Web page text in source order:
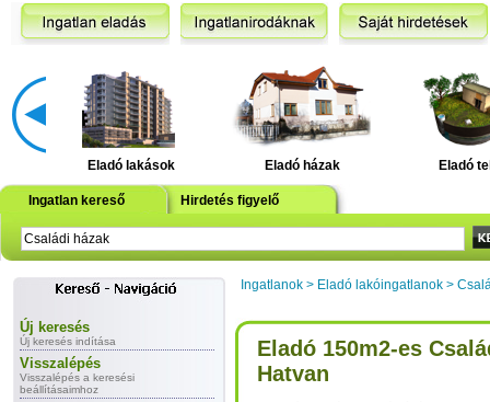
Eladó lakások Eladó házak Eladó
Ingatlan kereső Hirdetés figyelő
Új keresés
Új keresés indítása
Visszalépés
Visszalépés a keresési
beállításaimhoz
Ingatlanok > Eladó lakóingatlanok >
Eladó 150m2-es
Hatvan